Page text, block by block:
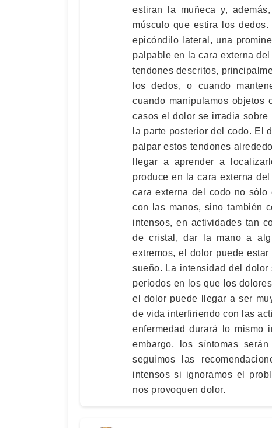
estiran la muñeca y,
músculo que estira los
epicóndilo lateral, una
palpable en la cara externa
tendones descritos,
los dedos, o cuando
cuando manipulamos objetos
casos el dolor se irradia
la parte posterior del codo. El
palpar estos tendones
llegar a aprender a
produce en la cara externa
cara externa del codo no
con las manos, sino también
intensos, en actividades tan
de cristal, dar la mano a
extremos, el dolor puede
sueño. La intensidad del
periodos en los que los
el dolor puede llegar a ser
de vida interfiriendo con las
enfermedad durará lo mismo
embargo, los síntomas
seguimos las
intensos si ignoramos el
nos provoquen dolor.